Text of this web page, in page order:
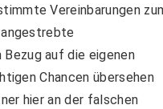
Vereinbarungen
auf die eigenen
Chancen übersehen
hier an der falschen